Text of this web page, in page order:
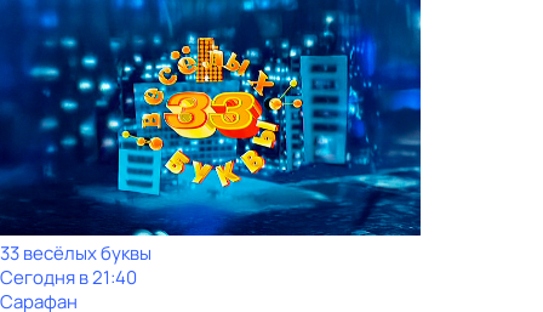
33 весёлых буквы
Сегодня в 21:40
Сарафан